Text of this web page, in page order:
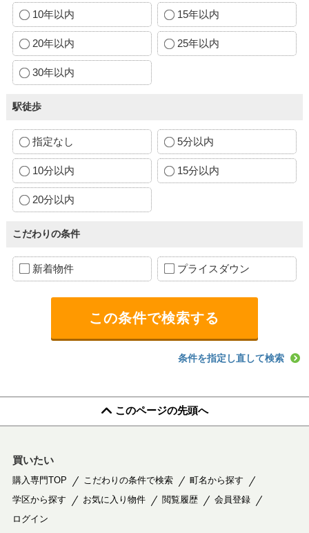
10年以内 15年以内
20年以内 25年以内
30年以内
駅徒歩
指定なし 5分以内
10分以内 15分以内
20分以内
こだわりの条件
新着物件 プライスダウン
条件を指定し直して検索
このページの先頭へ
買いたい
購入専門TOP こだわりの条件で検索
町名から探す
学区から探す
お気に入り物件 閲覧履歴
会員登録
ログイン